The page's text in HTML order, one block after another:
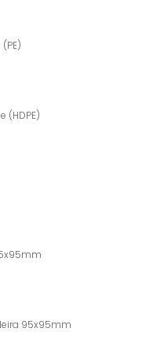
(HDPE)
95x95mm